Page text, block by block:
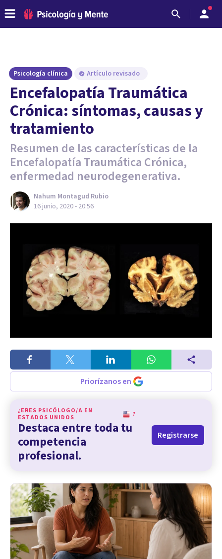
Psicología clínica Artículo revisado
Encefalopatía Traumática
Crónica: síntomas, causas y
tratamiento
Resumen de las características de la
Encefalopatía Traumática Crónica,
enfermedad neurodegenerativa.
Nahum Montagud Rubio
16 junio, 2020 - 20:56
Priorízanos en
¿ERES PSICÓLOGO/A EN
ESTADOS UNIDOS
?
Destaca entre toda tu
competencia
profesional.
Registrarse